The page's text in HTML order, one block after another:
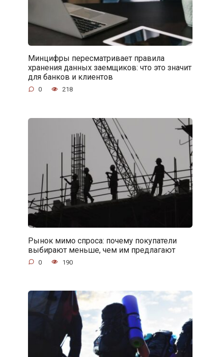
Минцифры пересматривает правила
хранения данных заемщиков: что это значит
для банков и клиентов
0 218
Рынок мимо спроса: почему покупатели
выбирают меньше, чем им предлагают
0 190